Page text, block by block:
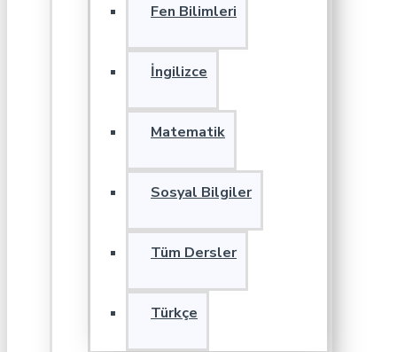
Fen Bilimleri
İngilizce
Matematik
Sosyal Bilgiler
Tüm Dersler
Türkçe